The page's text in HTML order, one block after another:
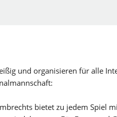
und organisieren für alle
bietet zu jedem Spiel